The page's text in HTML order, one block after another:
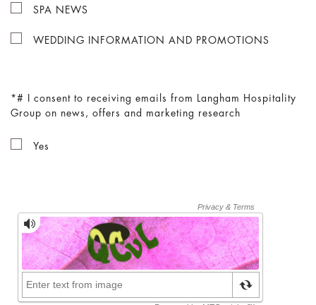
SPA NEWS
WEDDING INFORMATION AND PROMOTIONS
# I consent to receiving emails from Langham Hospitality
Group on news, offers and marketing research
Yes